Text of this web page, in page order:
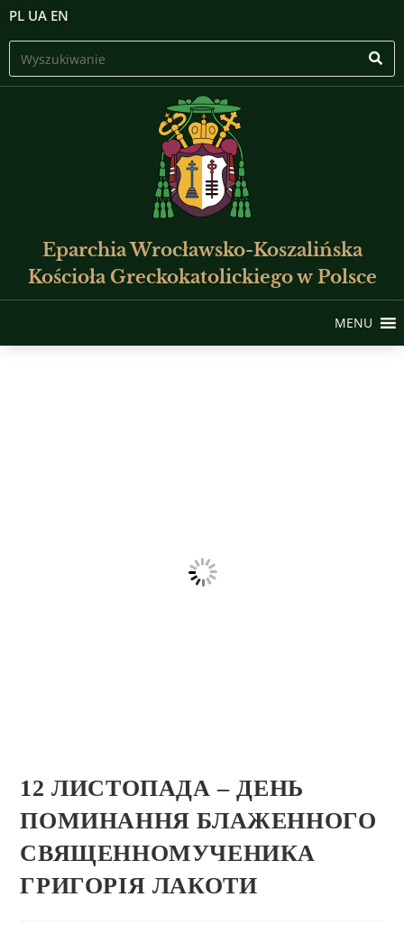
PL UA EN
Eparchia Wrocławsko-Koszalińska
Kościoła Greckokatolickiego w Polsce
MENU
12 ЛИСТОПАДА – ДЕНЬ
ПОМИНАННЯ БЛАЖЕННОГО
СВЯЩЕННОМУЧЕНИКА
ГРИГОРІЯ ЛАКОТИ